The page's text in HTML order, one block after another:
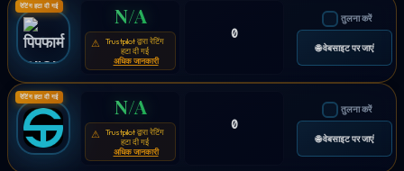
रेटिंग हटा दी गई N/A
⚠
Trustpilot द्वारा रेटिंग
हटा दी गई
अधिक जानकारी
0
तुलना करें
🌐 वेबसाइट पर जाएं
रेटिंग हटा दी गई N/A
⚠
Trustpilot द्वारा रेटिंग
हटा दी गई
अधिक जानकारी
0
तुलना करें
🌐 वेबसाइट पर जाएं